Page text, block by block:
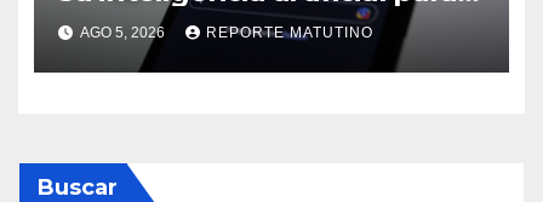
poder competir con OpenAI y
Anthropic
AGO 5, 2026 REPORTE MATUTINO
Buscar